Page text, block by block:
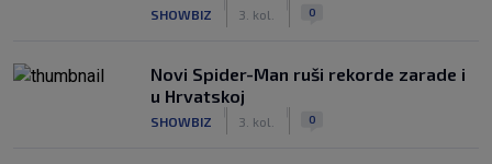
SHOWBIZ 3. kol. 0
Novi Spider-Man ruši rekorde zarade i
u Hrvatskoj
SHOWBIZ 3. kol. 0